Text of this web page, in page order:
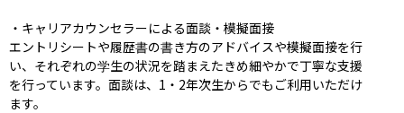
・キャリアカウンセラーによる面談・模擬面接
エントリシートや履歴書の書き方のアドバイスや模擬面接を行
い、それぞれの学生の状況を踏まえたきめ細やかで丁寧な支援
を行っています。面談は、1・2年次生からでもご利用いただけ
ます。